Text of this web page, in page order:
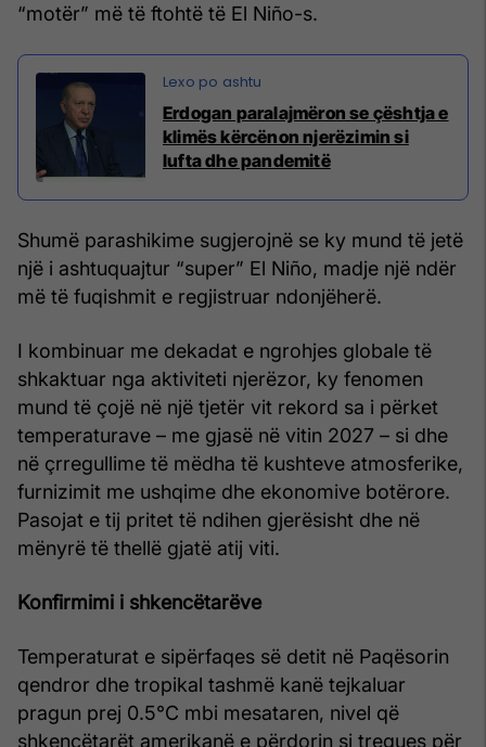
“motër” më të ftohtë të El Niño-s.
Erdogan paralajmëron se çështja e
klimës kërcënon njerëzimin si
lufta dhe pandemitë
Shumë parashikime sugjerojnë se ky mund të jetë
një i ashtuquajtur “super” El Niño, madje një ndër
më të fuqishmit e regjistruar ndonjëherë.
I kombinuar me dekadat e ngrohjes globale të
shkaktuar nga aktiviteti njerëzor, ky fenomen
mund të çojë në një tjetër vit rekord sa i përket
temperaturave – me gjasë në vitin 2027 – si dhe
në çrregullime të mëdha të kushteve atmosferike,
furnizimit me ushqime dhe ekonomive botërore.
Pasojat e tij pritet të ndihen gjerësisht dhe në
mënyrë të thellë gjatë atij viti.
Konfirmimi i shkencëtarëve
Temperaturat e sipërfaqes së detit në Paqësorin
qendror dhe tropikal tashmë kanë tejkaluar
pragun prej 0.5°C mbi mesataren, nivel që
shkencëtarët amerikanë e përdorin si tregues për